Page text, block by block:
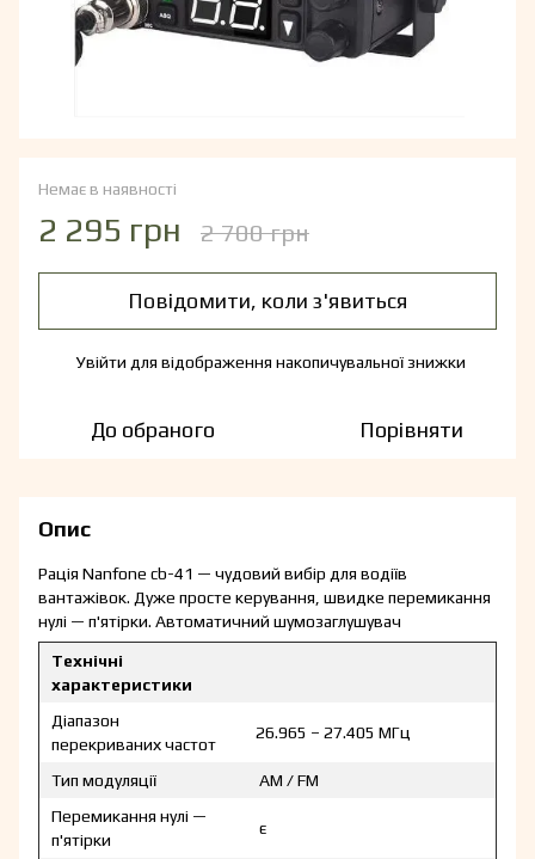
Немає в наявності
2 295 грн 2 700 грн
Повідомити, коли з'явиться
Увійти для відображення накопичувальної знижки
До обраного Порівняти
Опис
Рація Nanfone cb-41 — чудовий вибір для водіїв
вантажівок. Дуже просте керування, швидке перемикання
нулі — п'ятірки. Автоматичний шумозаглушувач
Технічні
характеристики
Діапазон
перекриваних частот
26.965 – 27.405 МГц
Тип модуляції
AM / FM
Перемикання нулі —
п'ятірки
є